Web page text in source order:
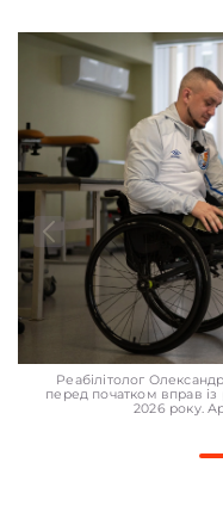
Реабілітолог
перед початком вправ із
2026 року.